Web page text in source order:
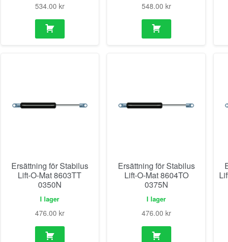
534.00 kr 548.00 kr
Ersättning för Stabilus
Lift-O-Mat 8603TT
0350N
I lager
476.00 kr
Ersättning för Stabilus
Lift-O-Mat 8604TO
0375N
I lager
476.00 kr